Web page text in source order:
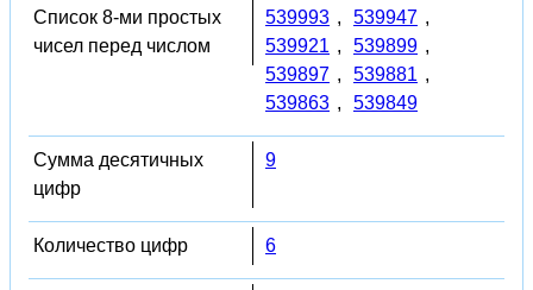
Список 8-ми простых
чисел перед числом
539993 , 539947 ,
539921 , 539899 ,
539897 , 539881 ,
539863 , 539849
Сумма десятичных
цифр
9
Количество цифр 6